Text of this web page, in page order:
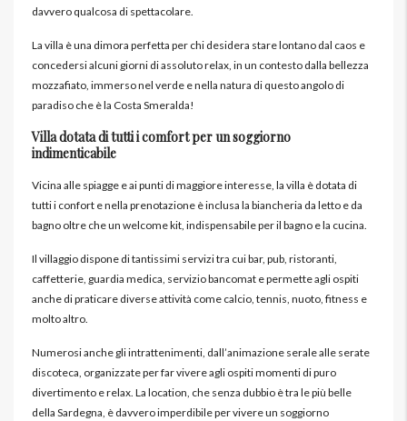
davvero qualcosa di spettacolare.
La villa è una dimora perfetta per chi desidera stare lontano dal caos e
concedersi alcuni giorni di assoluto relax, in un contesto dalla bellezza
mozzafiato, immerso nel verde e nella natura di questo angolo di
paradiso che è la Costa Smeralda!
Villa dotata di tutti i comfort per un soggiorno
indimenticabile
Vicina alle spiagge e ai punti di maggiore interesse, la villa è dotata di
tutti i confort e nella prenotazione è inclusa la biancheria da letto e da
bagno oltre che un welcome kit, indispensabile per il bagno e la cucina.
Il villaggio dispone di tantissimi servizi tra cui bar, pub, ristoranti,
caffetterie, guardia medica, servizio bancomat e permette agli ospiti
anche di praticare diverse attività come calcio, tennis, nuoto, fitness e
molto altro.
Numerosi anche gli intrattenimenti, dall’animazione serale alle serate
discoteca, organizzate per far vivere agli ospiti momenti di puro
divertimento e relax. La location, che senza dubbio è tra le più belle
della Sardegna, è davvero imperdibile per vivere un soggiorno